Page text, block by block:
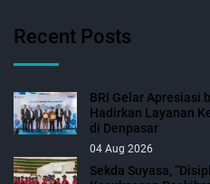
Recent Posts
BRI Gelar Apresiasi
Hadirkan Layanan
di Denpasar
04 Aug 2026
Sekda Suyasa,